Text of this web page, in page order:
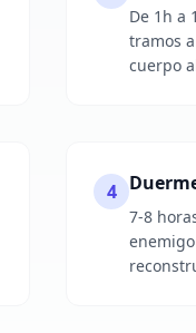
De 1h a
tramos
cuerpo
4
7-8